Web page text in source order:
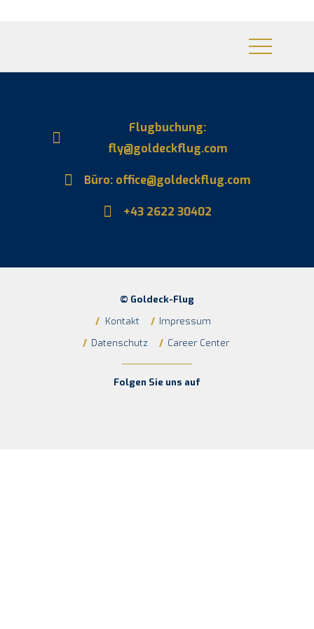
Flugbuchung:
fly@goldeckflug.com
Büro: office@goldeckflug.com
+43 2622 30402
© Goldeck-Flug
/ Kontakt / Impressum
/ Datenschutz / Career Center
Folgen Sie uns auf